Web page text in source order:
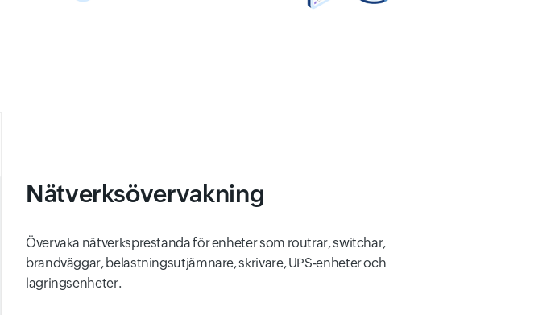
Nätverksövervakning
Övervaka nätverksprestanda för enheter som routrar, switchar,
brandväggar, belastningsutjämnare, skrivare, UPS-enheter och
lagringsenheter.